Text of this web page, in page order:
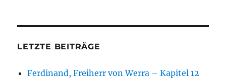
LETZTE BEITRÄGE
Ferdinand, Freiherr von Werra – Kapitel 12